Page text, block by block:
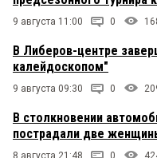
9 августа 11:00 0
В Либеров-центре
калейдоскопом"
9 августа 09:30 0
В столкновении
пострадали две
8 августа 21:48 0